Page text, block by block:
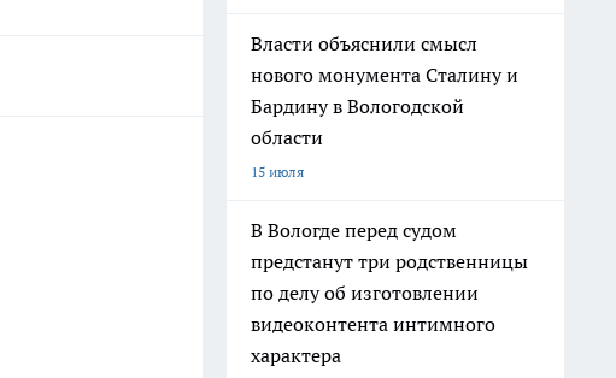
Власти объяснили смысл
нового монумента Сталину и
Бардину в Вологодской
области
15 июля
В Вологде перед судом
предстанут три родственницы
по делу об изготовлении
видеоконтента интимного
характера